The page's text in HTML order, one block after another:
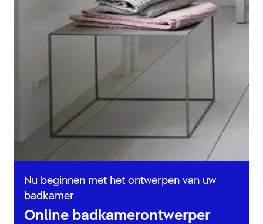
Nu beginnen met het ontwerpen van uw
badkamer
Online badkamerontwerper